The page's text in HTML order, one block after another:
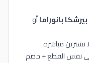
بيرشكا بانوراماأو
تشترين مباشرة
نفس القطع + خصم